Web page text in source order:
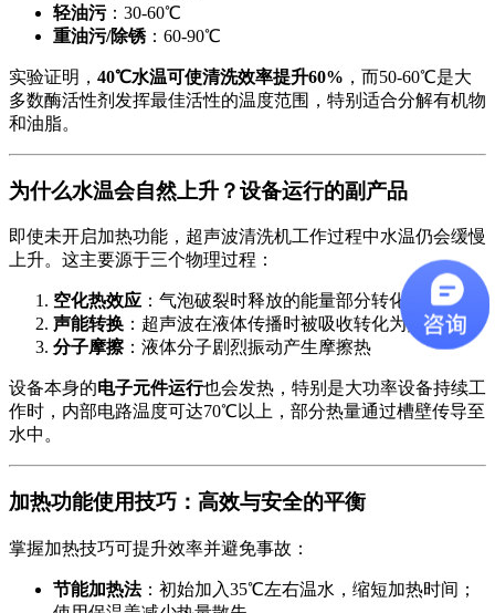
轻油污：30-60℃
重油污/除锈：60-90℃
实验证明， 40℃水温可使清洗效率提升60% ，而50-60℃是大
多数酶活性剂发挥最佳活性的温度范围，特别适合分解有机物
和油脂。
为什么水温会自然上升？设备运行的副产品
即使未开启加热功能，超声波清洗机工作过程中水温仍会缓慢
上升。这主要源于三个物理过程：
空化热效应 ：气泡破裂时释放的能量部分转化为热能
声能转换 ：超声波在液体传播时被吸收转化为热量
分子摩擦：液体分子剧烈振动产生摩擦热
设备本身的电子元件运行也会发热，特别是大功率设备持续工
作时，内部电路温度可达70℃以上，部分热量通过槽壁传导至
水中。
加热功能使用技巧：高效与安全的平衡
掌握加热技巧可提升效率并避免事故：
节能加热法：初始加入35℃左右温水，缩短加热时间；